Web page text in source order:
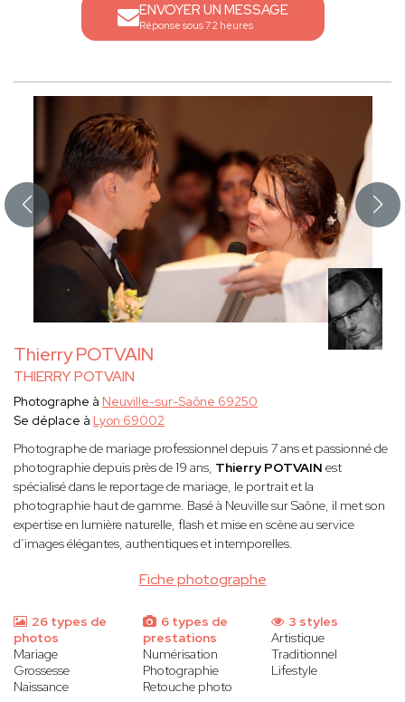
ENVOYER UN MESSAGE
Réponse sous 72 heures
Thierry POTVAIN
THIERRY POTVAIN
Fiche photographe
Photographe à Neuville-sur-Saône 69250
Se déplace à Lyon 69002
Photographe de mariage professionnel depuis 7 ans et passionné de
photographie depuis près de 19 ans, Thierry POTVAIN est
spécialisé dans le reportage de mariage, le portrait et la
photographie haut de gamme. Basé à Neuville sur Saône, il met son
expertise en lumière naturelle, flash et mise en scène au service
d’images élégantes, authentiques et intemporelles.
26 types de
photos
Mariage
Grossesse
Naissance
6 types de
prestations
Numérisation
Photographie
Retouche photo
3 styles
Artistique
Traditionnel
Lifestyle